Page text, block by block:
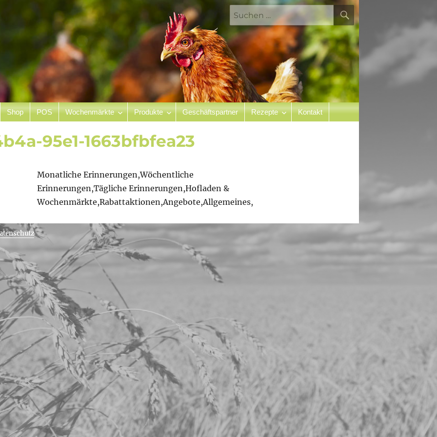
Suchen
nach:
SUCHEN
Shop POS Wochenmärkte Produkte Geschäftspartner Rezepte Kontakt
95e1-1663bfbfea23
Monatliche Erinnerungen,Wöchentliche
Erinnerungen,Tägliche Erinnerungen,Hofladen &
Wochenmärkte,Rabattaktionen,Angebote,Allgemeines,